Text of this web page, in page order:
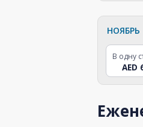
НОЯБРЬ
В одну
AED